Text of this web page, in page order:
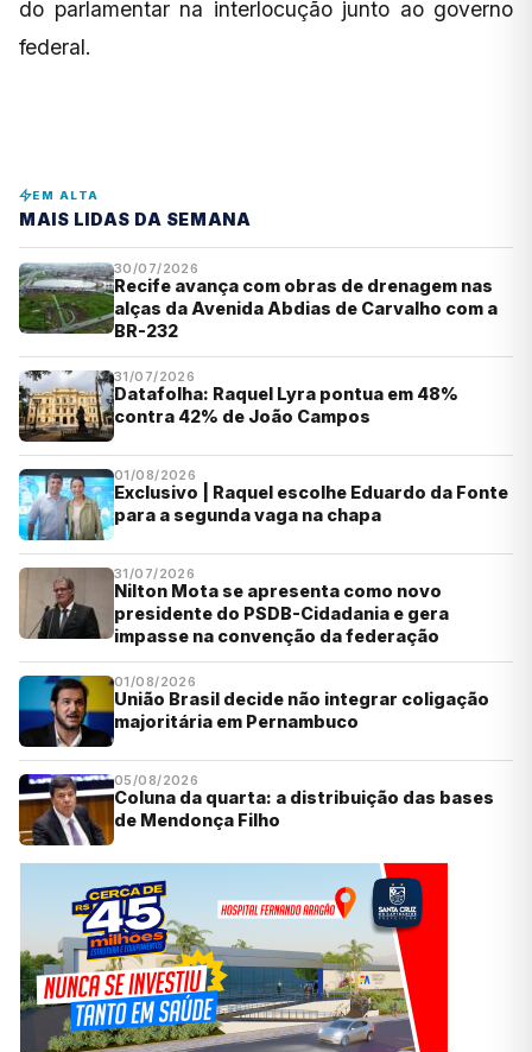
do parlamentar na interlocução junto ao governo
federal.
EM ALTA
MAIS LIDAS DA SEMANA
30/07/2026
Recife avança com obras de drenagem nas
alças da Avenida Abdias de Carvalho com a
BR-232
31/07/2026
Datafolha: Raquel Lyra pontua em 48%
contra 42% de João Campos
01/08/2026
Exclusivo | Raquel escolhe Eduardo da Fonte
para a segunda vaga na chapa
31/07/2026
Nilton Mota se apresenta como novo
presidente do PSDB-Cidadania e gera
impasse na convenção da federação
01/08/2026
União Brasil decide não integrar coligação
majoritária em Pernambuco
05/08/2026
Coluna da quarta: a distribuição das bases
de Mendonça Filho